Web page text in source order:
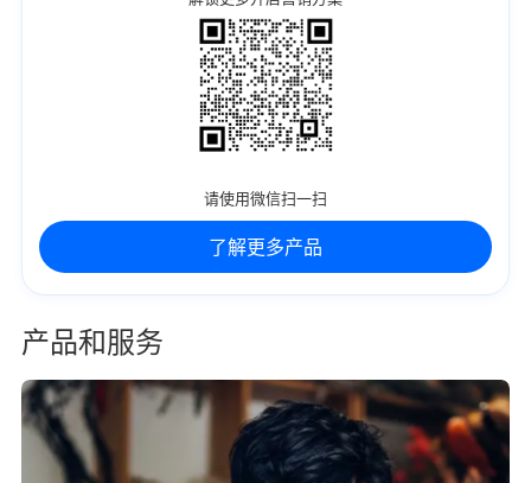
请使用微信扫一扫
了解更多产品
产品和服务